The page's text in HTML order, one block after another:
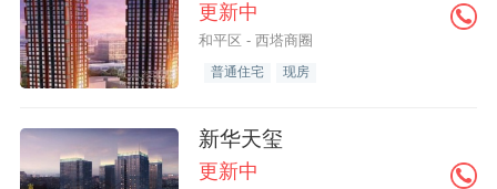
更新中
和平区 - 西塔商圈
普通住宅 现房
新华天玺
更新中